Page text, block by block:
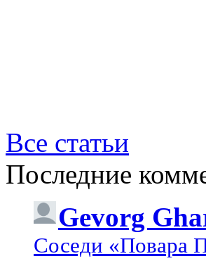
Все статьи
Последние
Gevorg
Соседи «Повара